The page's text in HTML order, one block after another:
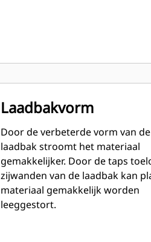
Laadbakvorm
Door de verbeterde vorm van de
laadbak stroomt het materiaal
gemakkelijker. Door de taps
zijwanden van de laadbak kan
materiaal gemakkelijk worden
leeggestort.